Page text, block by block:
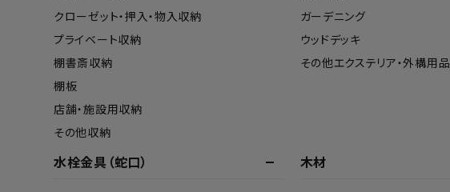
クローゼット・押入・物入収納
プライベート収納
棚書斎収納
棚板
店舗・施設用収納
その他収納
ガーデニング
ウッドデッキ
その他エクステリア・外構用品
水栓金具（蛇口） 木材